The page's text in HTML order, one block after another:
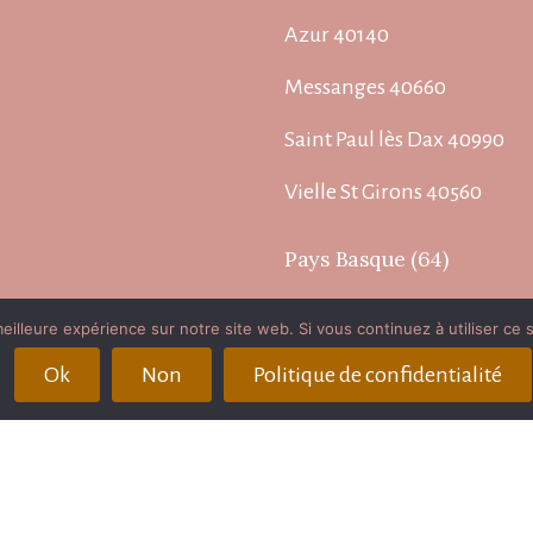
Azur 40140
Messanges 40660
Saint Paul lès Dax 40990
Vielle St Girons 40560
Pays Basque (64)
Bayonne 64100
expérience sur notre site web. Si vous continuez à utiliser
Ok Non Politique de confidentialité